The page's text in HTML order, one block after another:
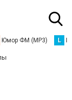
Юмор ФМ (MP3) L